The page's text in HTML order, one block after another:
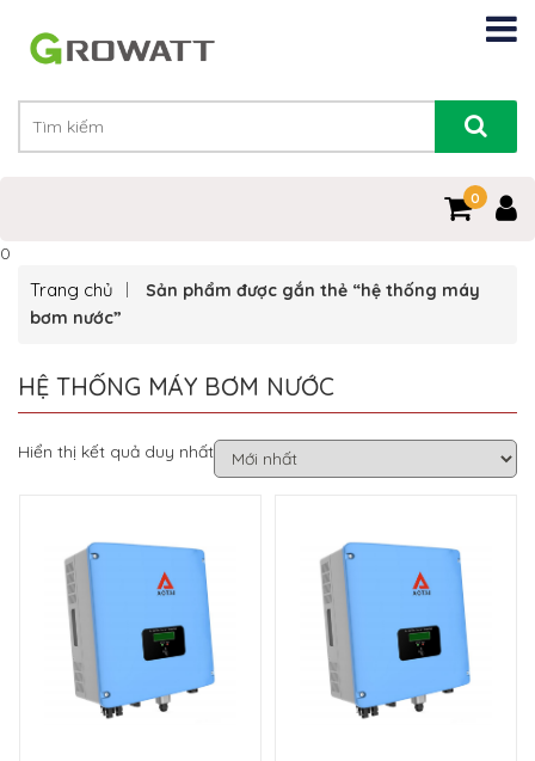
0
0
Trang chủ
Sản phẩm được gắn thẻ “hệ thống máy
bơm nước”
HỆ THỐNG MÁY BƠM NƯỚC
Hiển thị kết quả duy nhất